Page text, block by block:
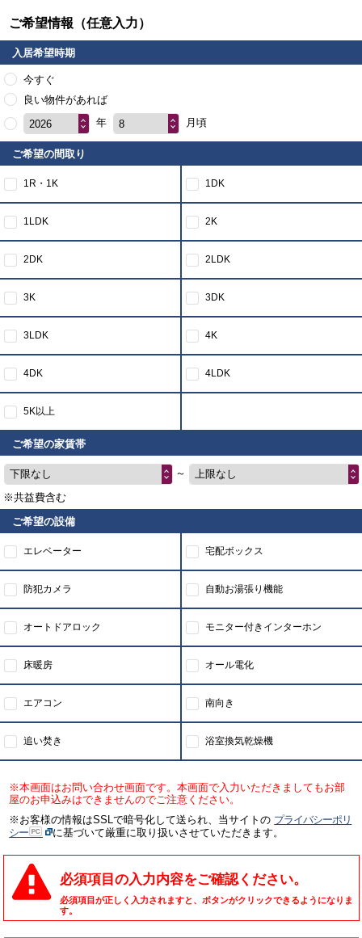
ご希望情報（任意入力）
入居希望時期
今すぐ
良い物件があれば
2026
年 8 月頃
ご希望の間取り
1R・1K 1DK
1LDK 2K
2DK 2LDK
3K 3DK
3LDK 4K
4DK 4LDK
5K以上
ご希望の家賃帯
下限なし ～
上限なし
※共益費含む
ご希望の設備
エレベーター 宅配ボックス
防犯カメラ 自動お湯張り機能
オートドアロック モニター付きインターホン
床暖房 オール電化
エアコン 南向き
追い焚き 浴室換気乾燥機
※本画面はお問い合わせ画面です。本画面で入力いただきましてもお部
屋のお申込みはできませんのでご注意ください。
※お客様の情報はSSLで暗号化して送られ、当サイトの プライバシーポリ
シー
に基づいて厳重に取り扱いさせていただきます。
必須項目の入力内容をご確認ください。
必須項目が正しく入力されますと、ボタンがクリックできるようになりま
す。